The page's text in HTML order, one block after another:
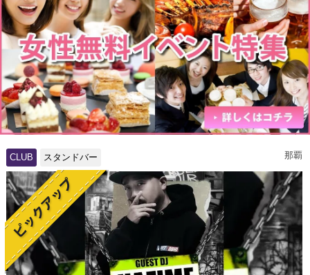
CLUB スタンドバー 那覇